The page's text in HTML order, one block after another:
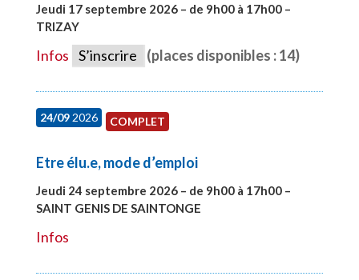
Jeudi 17 septembre 2026 – de 9h00 à 17h00 –
TRIZAY
Infos S’inscrire (places disponibles : 14)
24/092026 COMPLET
Etre élu.e, mode d’emploi
Jeudi 24 septembre 2026 – de 9h00 à 17h00 –
SAINT GENIS DE SAINTONGE
Infos